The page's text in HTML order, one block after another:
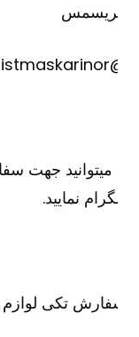
نمایید.
تکی لوازم